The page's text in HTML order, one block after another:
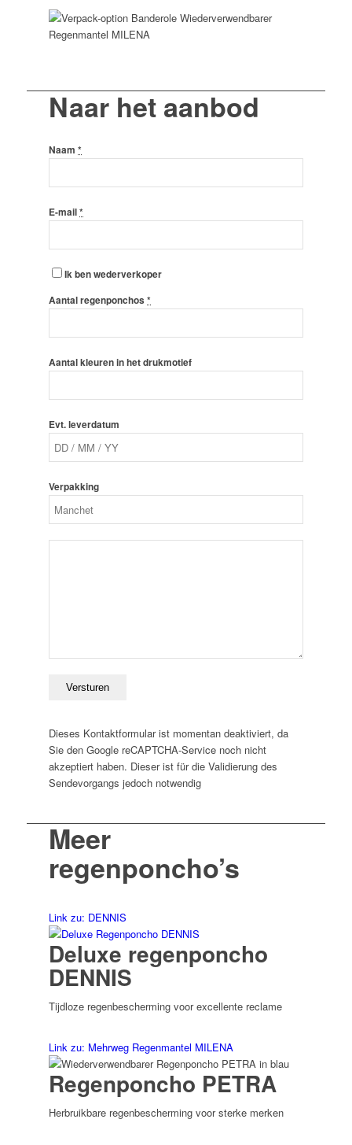
Naar het aanbod
Naam*
E-mail*
Ik ben wederverkoper
Aantal regenponchos*
Aantal kleuren in het drukmotief
Evt. leverdatum
Verpakking
Dieses Kontaktformular ist momentan deaktiviert, da
Sie den Google reCAPTCHA-Service noch nicht
akzeptiert haben. Dieser ist für die Validierung des
Sendevorgangs jedoch notwendig
Meer
regenponcho’s
Link zu: DENNIS
Deluxe regenponcho
DENNIS
Tijdloze regenbescherming voor excellente reclame
Link zu: Mehrweg Regenmantel MILENA
Regenponcho PETRA
Herbruikbare regenbescherming voor sterke merken